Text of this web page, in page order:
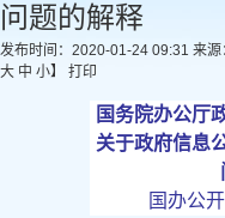
问题的解释
发布时间：2020-01-24 09:31 来源
大 中 小】 打印
国务院办公厅
关于政府信息
国办公